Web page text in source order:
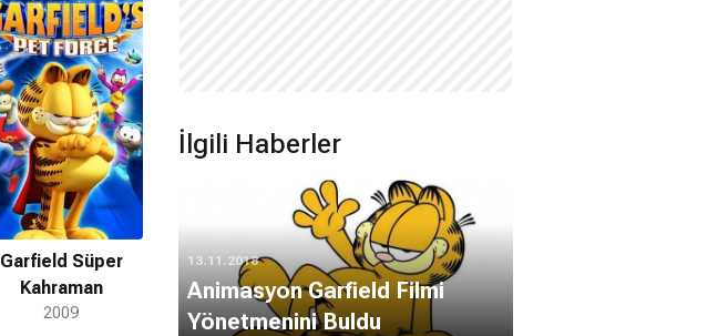
Garfield Süper
Kahraman
2009
İlgili Haberler
13.11.2018
Animasyon Garfield Filmi
Yönetmenini Buldu